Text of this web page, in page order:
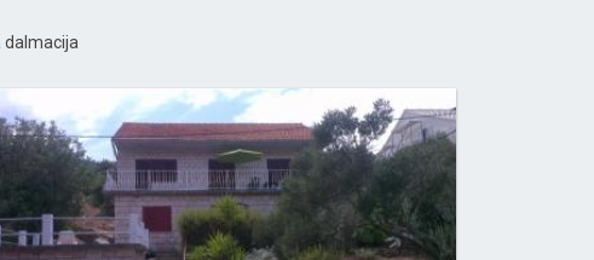
dalmacija